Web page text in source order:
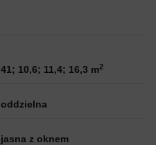
41; 10,6; 11,4; 16,3 m2
oddzielna
jasna z oknem